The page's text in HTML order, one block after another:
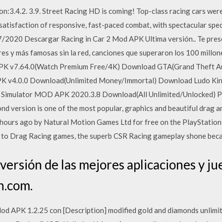
3.9. Street Racing HD is coming! Top-class racing cars
of responsive, fast-paced combat, with spectacular
Descargar Racing in Car 2 Mod APK Ultima versión.. Te
y más famosas sin la red, canciones que superaron los 100
v7.64.0(Watch Premium Free/4K) Download GTA(Grand Theft
v4.0.0 Download(Unlimited Money/Immortal) Download Ludo
MOD APK 2020.3.8 Download(All Unlimited/Unlocked)
version is one of the most popular, graphics and beautiful drag
ago by Natural Motion Games Ltd for free on the
Drag Racing games, the superb CSR Racing gameplay shone
de las mejores aplicaciones y
APK 1.2.25 con [Description] modified gold and diamonds